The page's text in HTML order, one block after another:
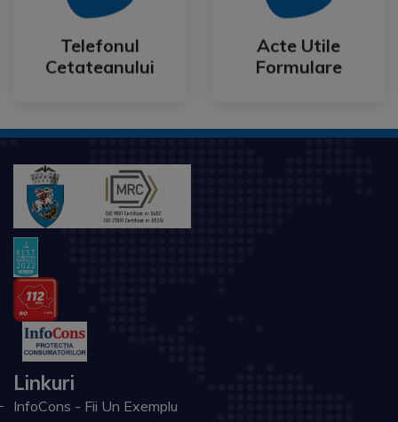
Telefonul
Cetateanului
Telefonul
Cetateanului
Acte Utile
Formulare
Acte Utile
Formulare
Linkuri
InfoCons - Fii Un Exemplu